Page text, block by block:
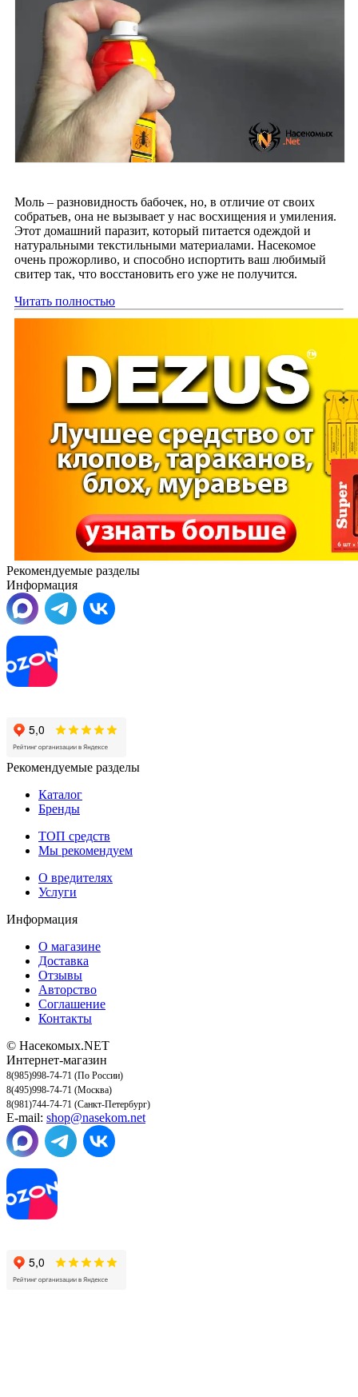
Моль – разновидность бабочек, но, в отличие от своих
собратьев, она не вызывает у нас восхищения и умиления.
Этот домашний паразит, который питается одеждой и
натуральными текстильными материалами. Насекомое
очень прожорливо, и способно испортить ваш любимый
свитер так, что восстановить его уже не получится.
Читать полностью
Рекомендуемые разделы
Информация
Рекомендуемые разделы
Каталог
Бренды
ТОП средств
Мы рекомендуем
О вредителях
Услуги
Информация
О магазине
Доставка
Отзывы
Авторство
Соглашение
Контакты
© Насекомых.NET
Интернет-магазин
8(985)998-74-71 (По России)
8(495)998-74-71 (Москва)
8(981)744-74-71 (Санкт-Петербург)
E-mail: shop@nasekom.net